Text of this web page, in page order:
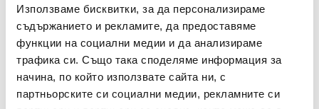
Използваме бисквитки, за да персонализираме
съдържанието и рекламите, да предоставяме
функции на социални медии и да анализираме
трафика си. Също така споделяме информация за
начина, по който използвате сайта ни, с
партньорските си социални медии, рекламните си
може да издържи на дъжд и на
влажността на вашата тераса, балкон
или градина. Столовете могат да се
нареждат един върху друг, което ги
прави лесни за прибиране и съхранение.
This chair might make you feel like going Back
ЗА МАСАТА
ТЕКСТИЛ ЗА ДОМА
АРОМАТИ ЗА ДОМА
ИЗКУСТВО И КНИГИ
BACCARAT
TOM DIXON
MICHAEL ARAM
ASSOULINE